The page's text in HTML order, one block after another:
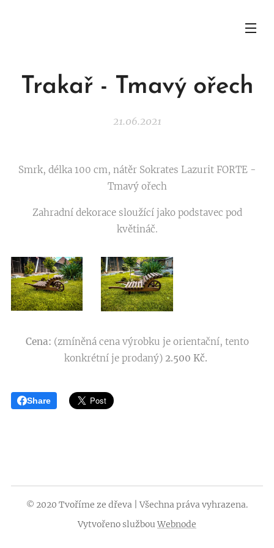
Trakař - Tmavý ořech
21.06.2021
Smrk, délka 100 cm, nátěr Sokrates Lazurit FORTE -
Tmavý ořech
Zahradní dekorace sloužící jako podstavec pod
květináč.
Cena: (zmíněná cena výrobku je orientační, tento
konkrétní je prodaný) 2.500 Kč.
Share
© 2020 Tvoříme ze dřeva | Všechna práva vyhrazena.
Vytvořeno službouWebnode